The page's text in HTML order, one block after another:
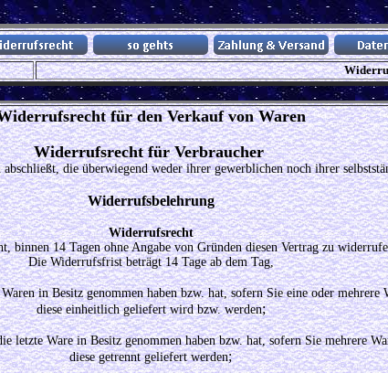
.
für den Verkauf von Waren
Widerrufsrecht für Verbraucher
die überwiegend weder ihrer gewerblichen noch ihrer
Widerrufsbelehrung
Widerrufsrecht
binnen 14 Tagen ohne Angabe von Gründen diesen Vertrag zu
Die Widerrufsfrist beträgt 14 Tage ab dem Tag,
in Besitz genommen haben bzw. hat, sofern Sie eine oder
diese einheitlich geliefert wird bzw. werden;
Ware in Besitz genommen haben bzw. hat, sofern Sie mehrere
diese getrennt geliefert werden;